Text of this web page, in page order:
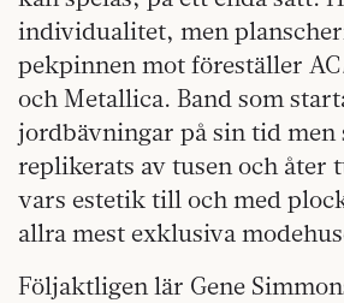
individualitet, men
pekpinnen mot föreställer
och Metallica. Band som
jordbävningar på sin tid men
replikerats av tusen och åter
vars estetik till och med
allra mest exklusiva
Följaktligen lär Gene